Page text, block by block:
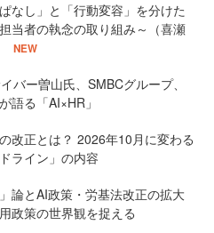
なし」と「行動変容」を分けた
当者の執念の取り組み～（喜瀬
NEW
バー曽山氏、SMBCグループ、
語る「AI×HR」
改正とは？ 2026年10月に変わる
ライン」の内容
論とAI政策・労基法改正の拡大
策の世界観を捉える